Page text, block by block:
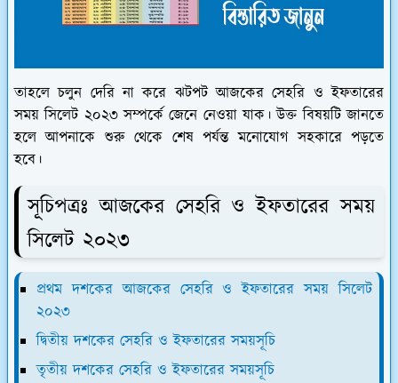
তাহলে চলুন দেরি না করে ঝটপট আজকের সেহরি ও ইফতারের
সময় সিলেট ২০২৩ সম্পর্কে জেনে নেওয়া যাক। উক্ত বিষয়টি জানতে
হলে আপনাকে শুরু থেকে শেষ পর্যন্ত মনোযোগ সহকারে পড়তে
হবে।
সূচিপত্রঃ আজকের সেহরি ও ইফতারের সময়
সিলেট ২০২৩
প্রথম দশকের আজকের সেহরি ও ইফতারের সময় সিলেট
২০২৩
দ্বিতীয় দশকের সেহরি ও ইফতারের সময়সূচি
তৃতীয় দশকের সেহরি ও ইফতারের সময়সূচি